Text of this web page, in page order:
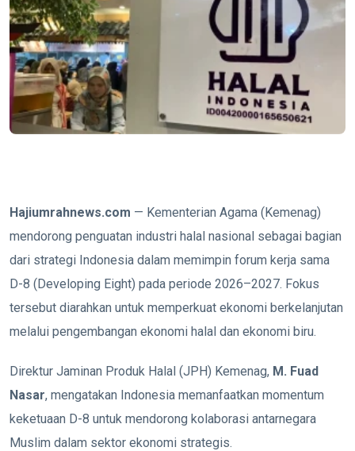
Hajiumrahnews.com — Kementerian Agama (Kemenag)
mendorong penguatan industri halal nasional sebagai bagian
dari strategi Indonesia dalam memimpin forum kerja sama
D-8 (Developing Eight) pada periode 2026–2027. Fokus
tersebut diarahkan untuk memperkuat ekonomi berkelanjutan
melalui pengembangan ekonomi halal dan ekonomi biru.
Direktur Jaminan Produk Halal (JPH) Kemenag, M. Fuad
Nasar, mengatakan Indonesia memanfaatkan momentum
keketuaan D-8 untuk mendorong kolaborasi antarnegara
Muslim dalam sektor ekonomi strategis.